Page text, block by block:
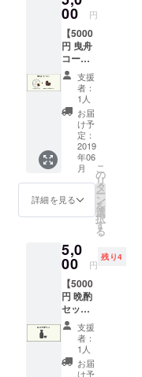
（和）
で、皆
様の元
へ届き
大切に
してい
ただけ
る事を
願い作
らせて
いただ
きま
す。
ne8plus
-
7Plus,ip
hone8-
7,iphon
e6-
plus,iph
one6,ip
honeSE
-5s-5
プ特等
席で楽
しめま
す！ ※
こち
ら、入
場のみ
のリ
ターン
になり
ます。
宿泊ご
希望の
方は、
宿泊込
みのリ
くださ
い！
00 円
【5000
円 曳舟
コー
ヒー
セッ
ト】
● ベー
シック
セット
・お礼
の感謝
リジナ
ル和紙
ステッ
カー ・
ナルロ
ゴせん
べい(3
枚) ●
Sucre
オリジ
ナルブ
レンド
コー
ヒー
（100g
支援
者：
1人
お届
け予
定：
2019
年06
月
詳細を見る
こ
の
リ
タ
ー
ン
を
選
択
す
る
5,0
00 円
残り4
【5000
円 晩酌
セッ
ト】
「BON
HOUSE
に興味
支援
者：
1人
お届
け予